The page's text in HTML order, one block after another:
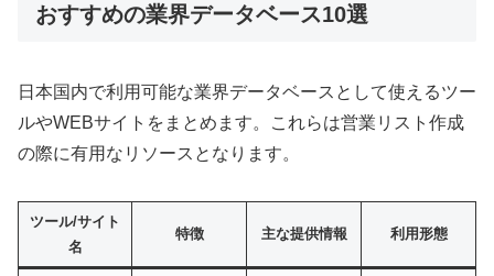
おすすめの業界データベース10選
日本国内で利用可能な業界データベースとして使えるツー
ルやWEBサイトをまとめます。これらは営業リスト作成
の際に有用なリソースとなります。
ツール/サイト
名
特徴 主な提供情報 利用形態